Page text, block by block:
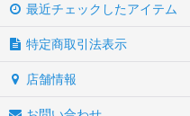
最近チェックしたアイテム
特定商取引法表示
店舗情報